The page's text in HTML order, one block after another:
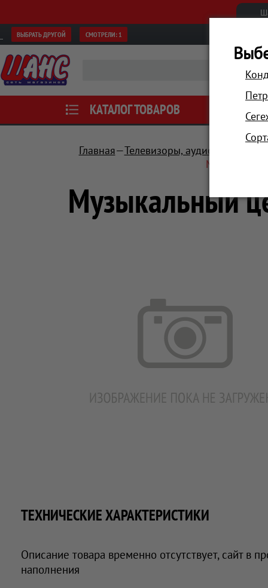
ВЫБРАТЬ ДРУГОЙ СМОТРЕЛИ: 1
КАТАЛОГ ТОВАРОВ АКЦИИ
Главная
Телевизоры, аудио,
Музыкальный
ТЕХНИЧЕСКИЕ ХАРАКТЕРИСТИКИ
Описание товара временно отсутствует, сайт в
наполнения